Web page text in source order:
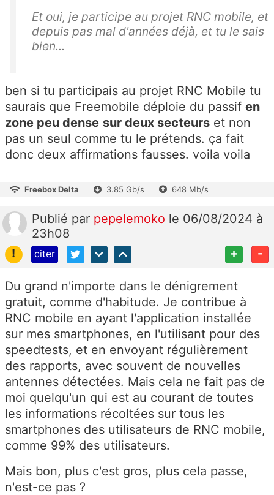
Et oui, je participe au projet RNC mobile, et
depuis pas mal d'années déjà, et tu le sais
bien...
ben si tu participais au projet RNC Mobile tu
saurais que Freemobile déploie du passif en
zone peu dense sur deux secteurs et non
pas un seul comme tu le prétends. ça fait
donc deux affirmations fausses. voila voila
Freebox Delta 3.85 Gb/s 648 Mb/s
Publié par pepelemoko le 06/08/2024 à
23h08
!
citer + -
Du grand n'importe dans le dénigrement
gratuit, comme d'habitude. Je contribue à
RNC mobile en ayant l'application installée
sur mes smartphones, en l'utilisant pour des
speedtests, et en envoyant régulièrement
des rapports, avec souvent de nouvelles
antennes détectées. Mais cela ne fait pas de
moi quelqu'un qui est au courant de toutes
les informations récoltées sur tous les
smartphones des utilisateurs de RNC mobile,
comme 99% des utilisateurs.
Mais bon, plus c'est gros, plus cela passe,
n'est-ce pas ?